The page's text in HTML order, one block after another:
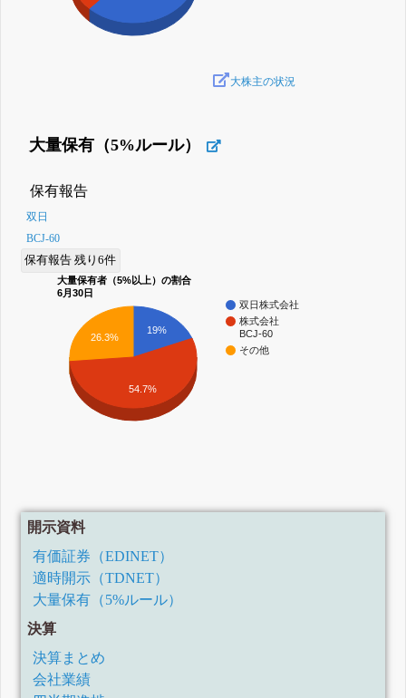
大株主の状況
大量保有（5%ルール）
保有報告
双日
BCJ-60
保有報告 残り6件
大量保有者（5%以上）の割合
6月30日
双日株式会社
株式会社
BCJ-60
その他
19%
26.3%
54.7%
開示資料
有価証券（EDINET）
適時開示（TDNET）
大量保有（5%ルール）
決算
決算まとめ
会社業績